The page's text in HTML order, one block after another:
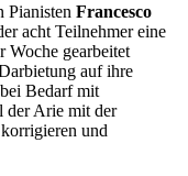
Pianisten Francesco
acht Teilnehmer eine
Woche gearbeitet
auf ihre
Bedarfmit
der Arie mit der
und